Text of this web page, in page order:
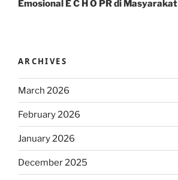
Emosional E C H O PR di Masyarakat
ARCHIVES
March 2026
February 2026
January 2026
December 2025